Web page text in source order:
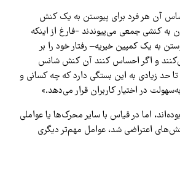
آن هر فرد برای پیوستن به یک کنش
به کنشی جمعی می‌پیوندند -فارغ از اینکه
به یک کمپین خیریه– رفتار خود را بر
و اگر احساس کنند آن کنش شانس
حد زیادی به این بستگی دارد که چه کسانی و
در اختیار کاربران قرار می‌دهد.»
اما در قیاس با سایر محرک‌ها یا عواملی
اعتراضی شد، عوامل مهم‌تر دیگری